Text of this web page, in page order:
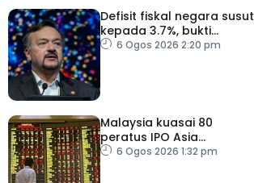
Defisit fiskal negara susut
kepada 3.7%, bukti
keyakinan pelabur masih
6 Ogos 2026 2:20 pm
Malaysia kuasai 80
peratus IPO Asia
Tenggara, kumpul AS$1.4
6 Ogos 2026 1:32 pm